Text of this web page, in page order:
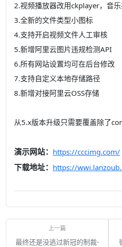
2.视频播放器改用ckplayer，音
3.全新的文件类型小图标
4.支持开启视频文件人工审核
5.新增阿里云图片违规检测API
6.所有网站设置均可在后台修改
7.支持自定义本地存储路径
8.新增对接阿里云OSS存储
从5.x版本升级只需要覆盖除了
演示网站： https://cccimg.com/
下载地址： https://
最终还是没逃过新冠的制裁-